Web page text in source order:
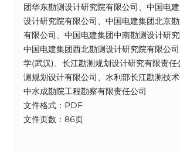
团华东勘测设计研究院有限公司、中国电
设计研究院有限公司、中国电建集团北京
有限公司、中国电建集团中南勘测设计研究
中国电建集团西北勘测设计研究院有限公
学(武汉)、长江勘测规划设计研究有限责任
测规划设计有限公司、水利部长江勘测技
中水成勘院工程勘察有限责任公司
文件格式：PDF
文件页数：86页